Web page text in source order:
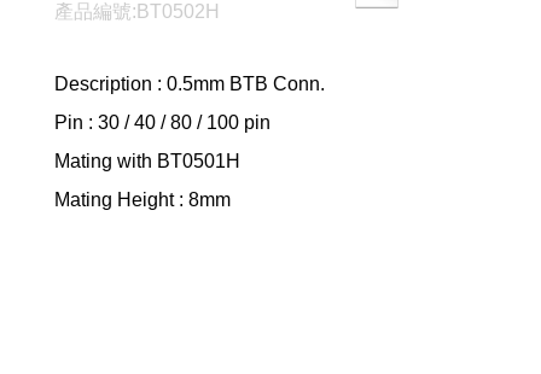
產品編號:BT0502H
Description : 0.5mm BTB Conn.
Pin : 30 / 40 / 80 / 100 pin
Mating with BT0501H
Mating Height : 8mm